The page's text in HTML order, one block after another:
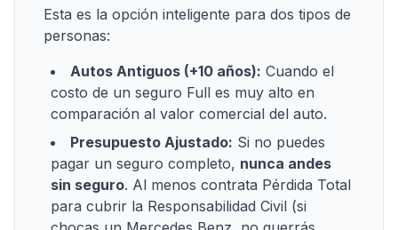
Esta es la opción inteligente para dos tipos de
personas:
Autos Antiguos (+10 años): Cuando el
costo de un seguro Full es muy alto en
comparación al valor comercial del auto.
Presupuesto Ajustado: Si no puedes
pagar un seguro completo, nunca andes
sin seguro. Al menos contrata Pérdida Total
para cubrir la Responsabilidad Civil (si